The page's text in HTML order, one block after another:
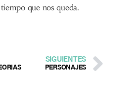
que nos queda.
SIGUIENTES
PERSONAJES